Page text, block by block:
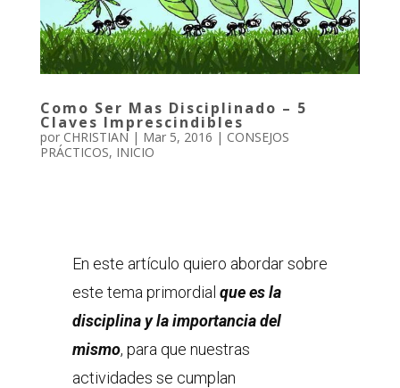
Como Ser Mas Disciplinado – 5
Claves Imprescindibles
por CHRISTIAN| Mar 5, 2016 | CONSEJOS
PRÁCTICOS, INICIO
En este artículo quiero abordar sobre
este tema primordial que es la
disciplina y la importancia del
mismo, para que nuestras
actividades se cumplan